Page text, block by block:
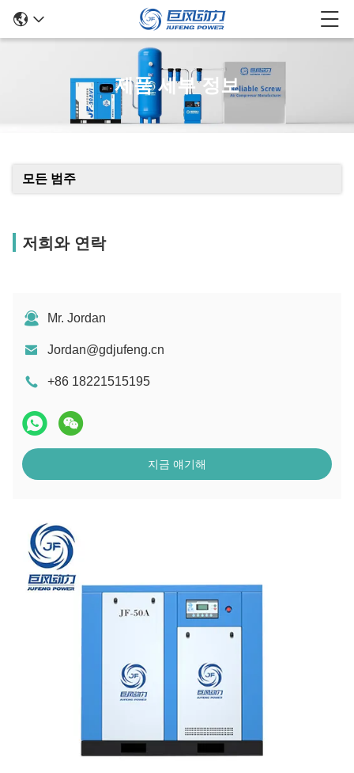
제품 세부 정보
모든 범주
저희와 연락
Mr. Jordan
Jordan@gdjufeng.cn
+86 18221515195
지금 얘기해